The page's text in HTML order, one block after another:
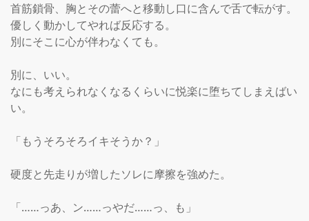
首筋鎖骨、胸とその蕾へと移動し口に含んで舌で転がす。
優しく動かしてやれば反応する。
別にそこに心が伴わなくても。
別に、いい。
なにも考えられなくなるくらいに悦楽に堕ちてしまえばい
い。
「もうそろそろイキそうか？」
硬度と先走りが増したソレに摩擦を強めた。
「……っあ、ン……っやだ……っ、も」